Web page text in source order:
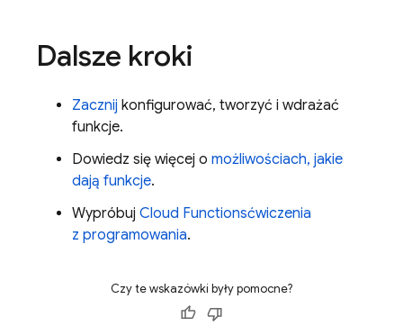
Dalsze kroki
Zacznij konfigurować, tworzyć i wdrażać
funkcje.
Dowiedz się więcej o możliwościach, jakie
dają funkcje.
Wypróbuj Cloud Functionsćwiczenia
z programowania.
Czy te wskazówki były pomocne?